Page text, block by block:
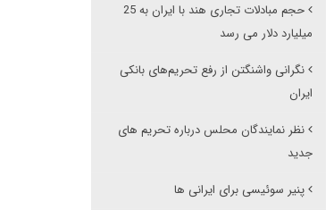
حجم مبادلات تجاری هند با ایران به 25
میلیارد دلار می رسد
نگرانی واشنگتن از رفع تحریم‌های بانکی
ایران
نظر نمایندگان محلس درباره تحریم های
جدید
پنیر سوئیسی برای ایرانی ها